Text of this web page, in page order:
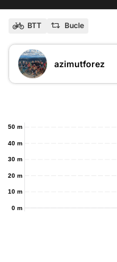
BTT Bucle
azimutforez
0 m
10 m
20 m
30 m
40 m
50 m